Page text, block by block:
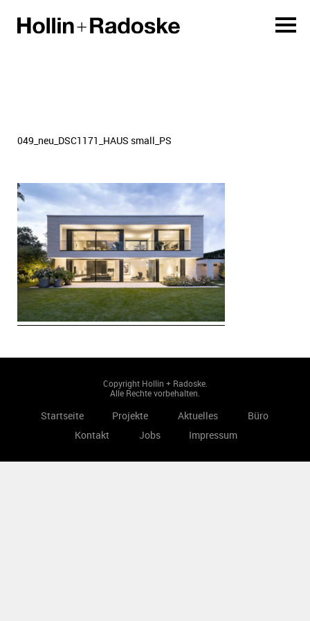
049_neu_DSC1171_HAUS small_PS
Copyright Hollin + Radoske.
Alle Rechte vorbehalten.
Startseite Projekte Aktuelles
Büro
Kontakt
Jobs Impressum